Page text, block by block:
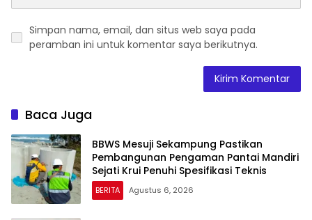
Simpan nama, email, dan situs web saya pada
peramban ini untuk komentar saya berikutnya.
Baca Juga
BBWS Mesuji Sekampung Pastikan
Pembangunan Pengaman Pantai Mandiri
Sejati Krui Penuhi Spesifikasi Teknis
BERITA Agustus 6, 2026